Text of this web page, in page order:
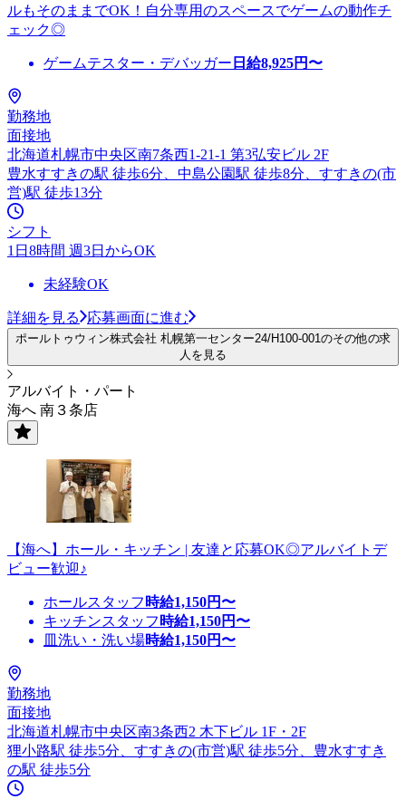
ルもそのままでOK！自分専用のスペースでゲームの動作チ
ェック◎
ゲームテスター・デバッガー 日給8,925円〜
勤務地
面接地
北海道札幌市中央区南7条西1-21-1 第3弘安ビル 2F
豊水すすきの駅 徒歩6分、中島公園駅 徒歩8分、すすきの(市
営)駅 徒歩13分
シフト
1日8時間 週3日からOK
未経験OK
詳細を見る 応募画面に進む
ポールトゥウィン株式会社 札幌第一センター24/H100-001のその他の求
人を見る
アルバイト・パート
海へ 南３条店
【海へ】ホール・キッチン | 友達と応募OK◎アルバイトデ
ビュー歓迎♪
ホールスタッフ 時給1,150円〜
キッチンスタッフ 時給1,150円〜
皿洗い・洗い場時給1,150円〜
勤務地
面接地
北海道札幌市中央区南3条西2 木下ビル 1F・2F
狸小路駅 徒歩5分、すすきの(市営)駅 徒歩5分、豊水すすき
の駅 徒歩5分